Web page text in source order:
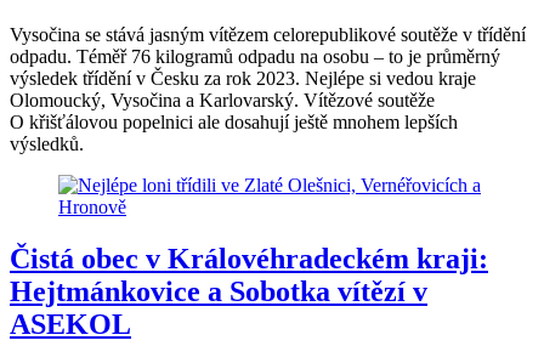
Vysočina se stává jasným vítězem celorepublikové soutěže v třídění
odpadu. Téměř 76 kilogramů odpadu na osobu – to je průměrný
výsledek třídění v Česku za rok 2023. Nejlépe si vedou kraje
Olomoucký, Vysočina a Karlovarský. Vítězové soutěže
O křišťálovou popelnici ale dosahují ještě mnohem lepších
výsledků.
Čistá obec v Královéhradeckém kraji:
Hejtmánkovice a Sobotka vítězí v
ASEKOL